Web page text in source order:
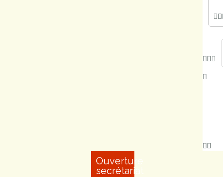
Médiathèque
municipale ABC
Ouverture
secrétariat